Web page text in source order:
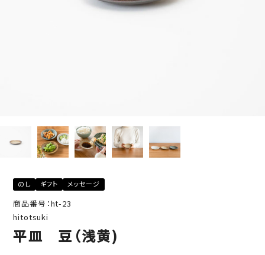
のし ギフト メッセージ
商品番号：ht-23
hitotsuki
平皿 豆（浅黄)